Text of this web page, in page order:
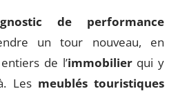
de performance
un tour nouveau, en
de l’immobilierqui y
Les meublés touristiques